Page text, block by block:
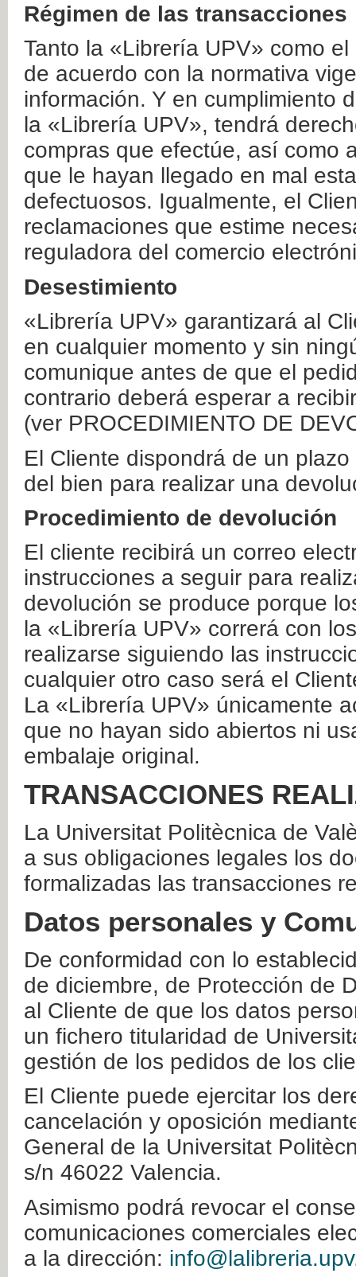
Régimen de las transacciones
Tanto la «Librería UPV» como
de acuerdo con la normativa
información. Y en cumplimiento
la «Librería UPV», tendrá
compras que efectúe, así como
que le hayan llegado en mal
defectuosos. Igualmente, el
reclamaciones que estime
reguladora del comercio
Desestimiento
«Librería UPV» garantizará al
en cualquier momento y sin
comunique antes de que el
contrario deberá esperar a
(ver PROCEDIMIENTO DE
El Cliente dispondrá de un
del bien para realizar una
Procedimiento de devolución
El cliente recibirá un correo
instrucciones a seguir para
devolución se produce porque
la «Librería UPV» correrá con
realizarse siguiendo las
cualquier otro caso será el
La «Librería UPV» únicamente
que no hayan sido abiertos ni
embalaje original.
TRANSACCIONES
La Universitat Politècnica de
a sus obligaciones legales los
formalizadas las transacciones
Datos personales y
De conformidad con lo
de diciembre, de Protección de
al Cliente de que los datos
un fichero titularidad de
gestión de los pedidos de los
El Cliente puede ejercitar los
cancelación y oposición
General de la Universitat
s/n 46022 Valencia.
Asimismo podrá revocar el
comunicaciones comerciales
a la dirección: